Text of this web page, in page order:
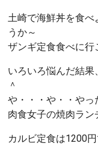
o
k
土崎で海鮮丼を食べ
うか～
ザンギ定食食べに行
いろいろ悩んだ結果
＾
や・・・や・・やっ
肉食女子の焼肉ラン
カルビ定食は1200円